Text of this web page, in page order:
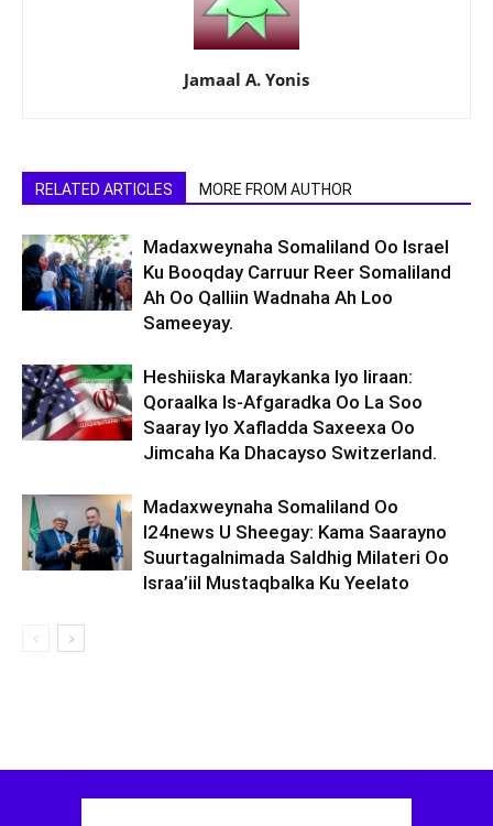
Jamaal A. Yonis
RELATED ARTICLES MORE FROM AUTHOR
Madaxweynaha Somaliland Oo Israel
Ku Booqday Carruur Reer Somaliland
Ah Oo Qalliin Wadnaha Ah Loo
Sameeyay.
Heshiiska Maraykanka Iyo Iiraan:
Qoraalka Is-Afgaradka Oo La Soo
Saaray Iyo Xafladda Saxeexa Oo
Jimcaha Ka Dhacayso Switzerland.
Madaxweynaha Somaliland Oo
I24news U Sheegay: Kama Saarayno
Suurtagalnimada Saldhig Milateri Oo
Israa’iil Mustaqbalka Ku Yeelato